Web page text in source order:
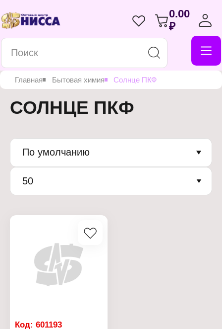
0.00
₽
Главная Бытовая химия Солнце ПКФ
СОЛНЦЕ ПКФ
По умолчанию
50
Код: 601193